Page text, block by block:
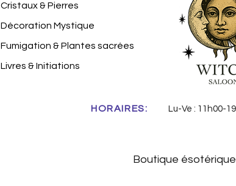
Cristaux & Pierres
Décoration Mystique
Fumigation & Plantes sacrées
Livres & Initiations
HORAIRES: Lu-Ve : 11h00-
Boutique